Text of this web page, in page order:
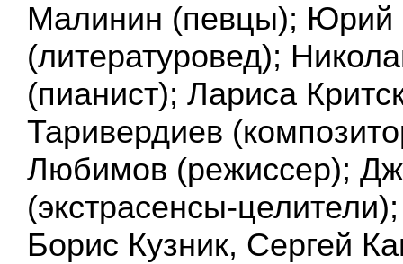
Малинин (певцы); Юрий
(литературовед);
(пианист); Лариса
Таривердиев
Любимов (режиссер);
(экстрасенсы-
Борис Кузник, Сергей